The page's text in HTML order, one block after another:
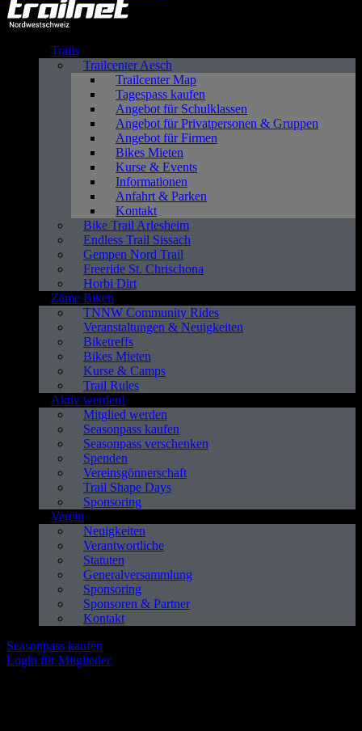
Trails
Trailcenter Aesch
Trailcenter Map
Tagespass kaufen
Angebot für Schulklassen
Angebot für Privatpersonen & Gruppen
Angebot für Firmen
Bikes Mieten
Kurse & Events
Informationen
Anfahrt & Parken
Kontakt
Bike Trail Arlesheim
Endless Trail Sissach
Gempen Nord Trail
Freeride St. Chrischona
Horbi Dirt
Zäme Biken
TNNW Community Rides
Veranstaltungen & Neuigkeiten
Biketreffs
Bikes Mieten
Kurse & Camps
Trail Rules
Aktiv werden!
Mitglied werden
Seasonpass kaufen
Seasonpass verschenken
Spenden
Vereinsgönnerschaft
Trail Shape Days
Sponsoring
Verein
Neuigkeiten
Verantwortliche
Statuten
Generalversammlung
Sponsoring
Sponsoren & Partner
Kontakt
Seasonpass kaufen
Login für Mitglieder